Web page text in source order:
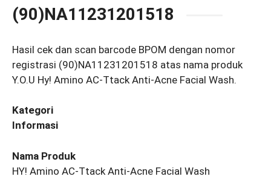
(90)NA11231201518
Hasil cek dan scan barcode BPOM dengan nomor
registrasi (90)NA11231201518 atas nama produk
Y.O.U Hy! Amino AC-Ttack Anti-Acne Facial Wash.
Kategori
Informasi
Nama Produk
HY! Amino AC-Ttack Anti-Acne Facial Wash